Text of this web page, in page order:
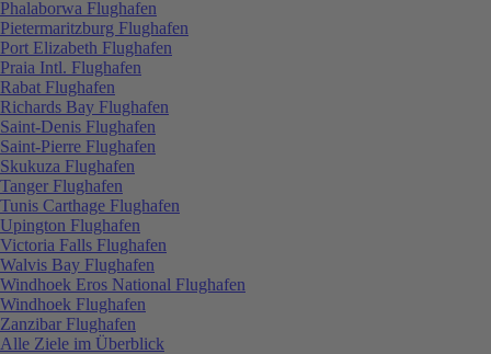
Phalaborwa Flughafen
Pietermaritzburg Flughafen
Port Elizabeth Flughafen
Praia Intl. Flughafen
Rabat Flughafen
Richards Bay Flughafen
Saint-Denis Flughafen
Saint-Pierre Flughafen
Skukuza Flughafen
Tanger Flughafen
Tunis Carthage Flughafen
Upington Flughafen
Victoria Falls Flughafen
Walvis Bay Flughafen
Windhoek Eros National Flughafen
Windhoek Flughafen
Zanzibar Flughafen
Alle Ziele im Überblick